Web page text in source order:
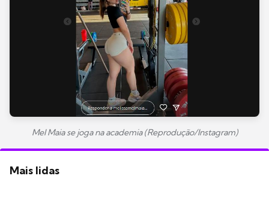
Mel Maia se joga na academia (Reprodução/Instagram)
Mais lidas